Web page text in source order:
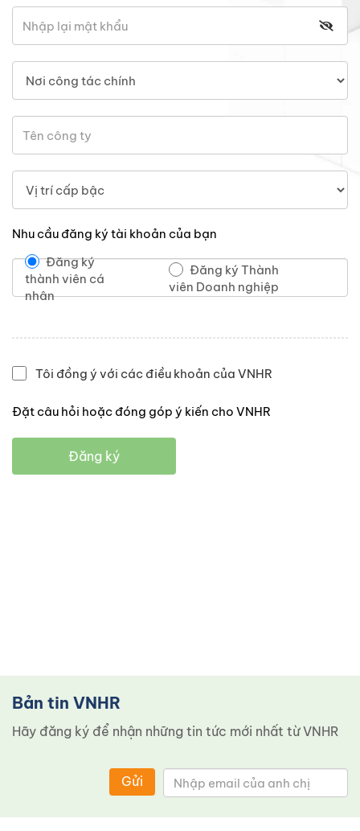
Nhu cầu đăng ký tài khoản của bạn
Đăng ký
thành viên cá
nhân
Đăng ký Thành
viên Doanh nghiệp
Tôi đồng ý với các điều khoản của VNHR
Đặt câu hỏi hoặc đóng góp ý kiến cho VNHR
Đăng ký
Bản tin VNHR
Hãy đăng ký để nhận những tin tức mới nhất từ ​​VNHR
Gửi